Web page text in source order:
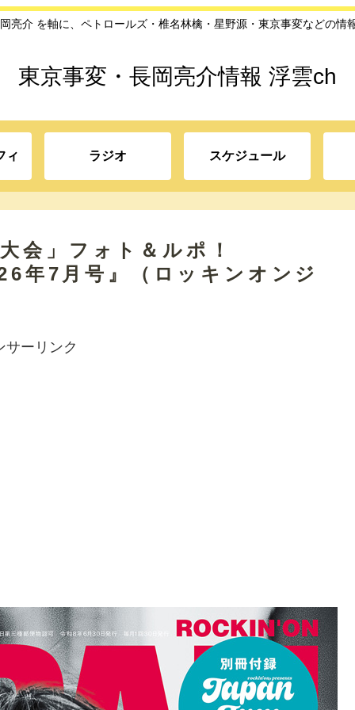
亮介 を軸に、ペトロールズ・椎名林檎・星野源・東京事変などの情
東京事変・長岡亮介情報 浮雲ch
ィ ラジオ スケジュール
会」フォト＆ルポ！
年7月号』（ロッキンオンジ
サーリンク